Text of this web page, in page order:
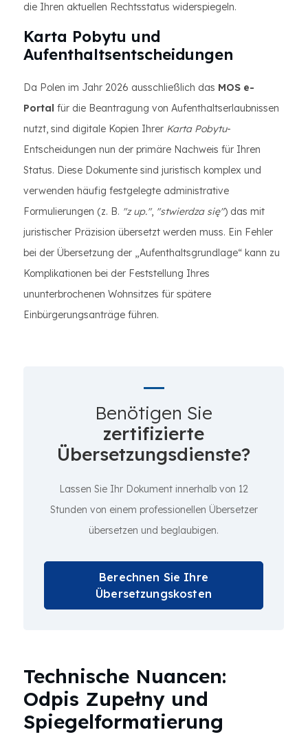
die Ihren aktuellen Rechtsstatus widerspiegeln.
Karta Pobytu und
Aufenthaltsentscheidungen
Da Polen im Jahr 2026 ausschließlich das MOS e-
Portal für die Beantragung von Aufenthaltserlaubnissen
nutzt, sind digitale Kopien Ihrer Karta Pobytu-
Entscheidungen nun der primäre Nachweis für Ihren
Status. Diese Dokumente sind juristisch komplex und
verwenden häufig festgelegte administrative
Formulierungen (z. B. "z up.", "stwierdza się") das mit
juristischer Präzision übersetzt werden muss. Ein Fehler
bei der Übersetzung der „Aufenthaltsgrundlage“ kann zu
Komplikationen bei der Feststellung Ihres
ununterbrochenen Wohnsitzes für spätere
Einbürgerungsanträge führen.
Benötigen Sie
zertifizierte
Übersetzungsdienste?
Lassen Sie Ihr Dokument innerhalb von 12
Stunden von einem professionellen Übersetzer
übersetzen und beglaubigen.
Berechnen Sie Ihre
Übersetzungskosten
Technische Nuancen:
Odpis Zupełny und
Spiegelformatierung